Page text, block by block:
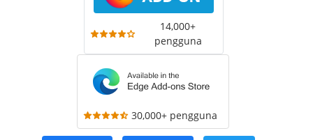
14,000+
pengguna
30,000+ pengguna